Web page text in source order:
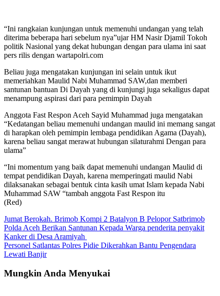
“Ini rangkaian kunjungan untuk memenuhi undangan yang telah
diterima beberapa hari sebelum nya”ujar HM Nasir Djamil Tokoh
politik Nasional yang dekat hubungan dengan para ulama ini saat
pers rilis dengan wartapolri.com
Beliau juga mengatakan kunjungan ini selain untuk ikut
memeriahkan Maulid Nabi Muhammad SAW,dan memberi
santunan bantuan Di Dayah yang di kunjungi juga sekaligus dapat
menampung aspirasi dari para pemimpin Dayah
Anggota Fast Respon Aceh Sayid Muhammad juga mengatakan
“Kedatangan beliau memenuhi undangan maulid ini memang sangat
di harapkan oleh pemimpin lembaga pendidikan Agama (Dayah),
karena beliau sangat merawat hubungan silaturahmi Dengan para
ulama”
“Ini momentum yang baik dapat memenuhi undangan Maulid di
tempat pendidikan Dayah, karena memperingati maulid Nabi
dilaksanakan sebagai bentuk cinta kasih umat Islam kepada Nabi
Muhammad SAW “tambah anggota Fast Respon itu
(Red)
Navigasi
pos
Jumat Berokah. Brimob Kompi 2 Batalyon B Pelopor Satbrimob
Polda Aceh Berikan Santunan Kepada Warga penderita penyakit
Kanker di Desa Aramiyah
Personel Satlantas Polres Pidie Dikerahkan Bantu Pengendara
Lewati Banjir
Mungkin Anda Menyukai